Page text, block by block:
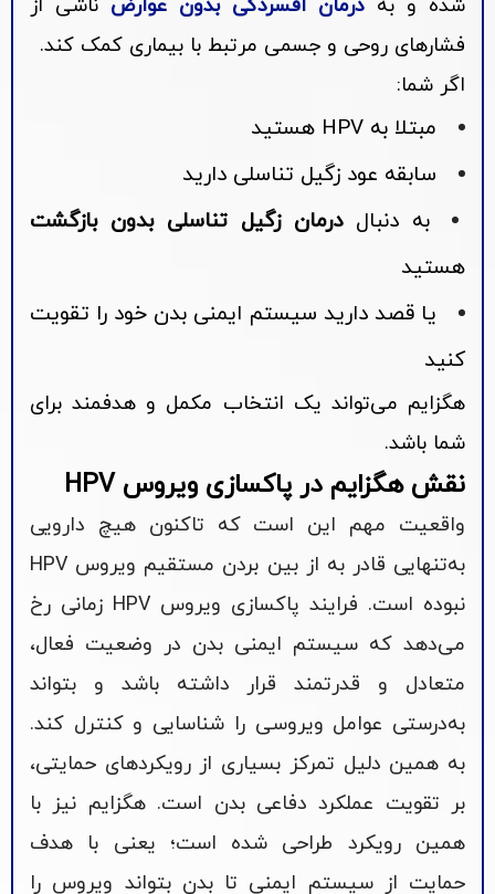
شده و به درمان افسردگی بدون عوارض ناشی از
فشارهای روحی و جسمی مرتبط با بیماری کمک کند.
اگر شما:
مبتلا به HPV هستید
سابقه عود زگیل تناسلی دارید
به دنبالدرمان زگیل تناسلی بدون بازگشت
هستید
یا قصد دارید سیستم ایمنی بدن خود را تقویت
کنید
هگزایم می‌تواند یک انتخاب مکمل و هدفمند برای
شما باشد.
نقش هگزایم در پاکسازی ویروس HPV
واقعیت مهم این است که تاکنون هیچ دارویی
به‌تنهایی قادر به از بین بردن مستقیم ویروس HPV
نبوده است. فرایند پاکسازی ویروس HPV زمانی رخ
می‌دهد که سیستم ایمنی بدن در وضعیت فعال،
متعادل و قدرتمند قرار داشته باشد و بتواند
به‌درستی عوامل ویروسی را شناسایی و کنترل کند.
به همین دلیل تمرکز بسیاری از رویکردهای حمایتی،
بر تقویت عملکرد دفاعی بدن است. هگزایم نیز با
همین رویکرد طراحی شده است؛ یعنی با هدف
حمایت از سیستم ایمنی تا بدن بتواند ویروس را